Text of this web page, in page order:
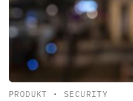
PRODUKT • SECURITY